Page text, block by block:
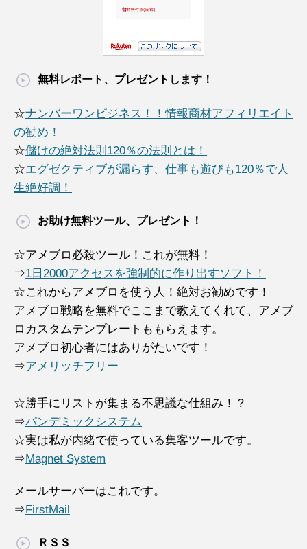
無料レポート、プレゼントします！
☆ナンバーワンビジネス！！情報商材アフィリエイト
の勧め！
☆儲けの絶対法則120％の法則とは！
☆エグゼクティブが漏らす、仕事も遊びも120％で人
生絶好調！
お助け無料ツール、プレゼント！
☆アメブロ必殺ツール！これが無料！
⇒1日2000アクセスを強制的に作り出すソフト！
☆これからアメブロを使う人！絶対お勧めです！
アメブロ戦略を無料でここまで教えてくれて、アメブ
ロカスタムテンプレートももらえます。
アメブロ初心者にはありがたいです！
⇒アメリッチフリー
☆勝手にリストが集まる不思議な仕組み！？
⇒パンデミックシステム
☆実は私が内緒で使っている集客ツールです。
⇒Magnet System
メールサーバーはこれです。
⇒FirstMail
ＲＳＳ